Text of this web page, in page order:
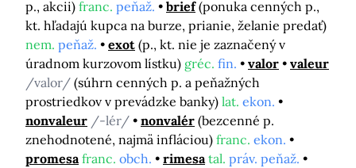
p., akcii) franc. peňaž. brief (ponuka cenných p.,
kt. hľadajú kupca na burze, prianie, želanie predať)
nem. peňaž. exot (p., kt. nie je zaznačený v
úradnom kurzovom lístku) gréc. fin. valor
valeur
/valor/ (súhrn cenných p. a peňažných
prostriedkov v prevádzke banky) lat. ekon.
nonvaleur /-lér/ nonvalér (bezcenné p.
znehodnotené, najmä infláciou) franc. ekon.
promesa franc. obch. rimesa tal. práv. peňaž.